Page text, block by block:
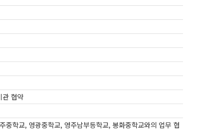
관 협약
학교, 영광중학교, 영주남부등학교, 봉화중학교와의 업무 협